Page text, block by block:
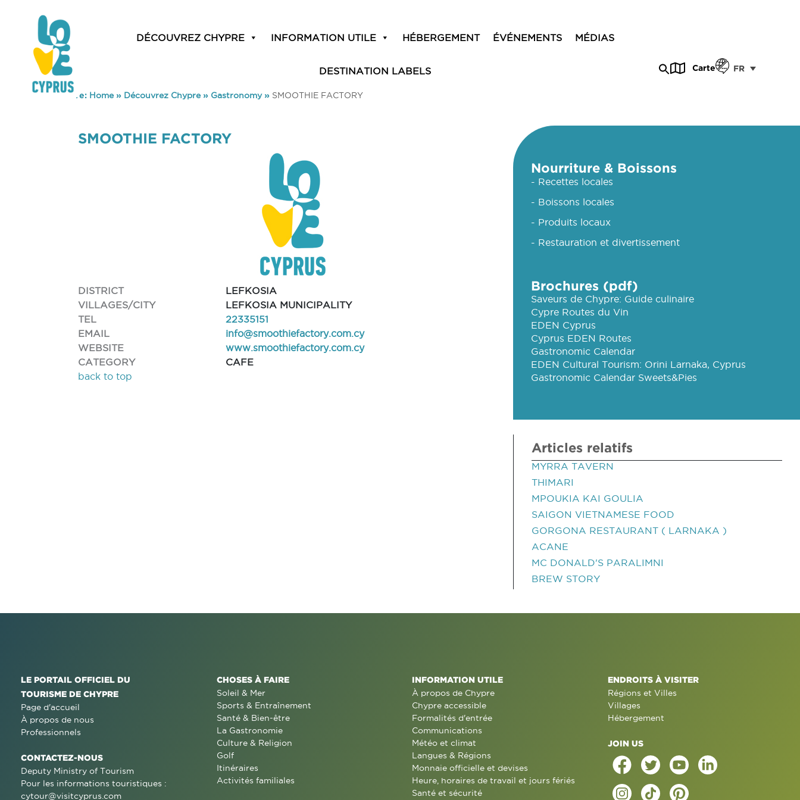
DÉCOUVREZ CHYPRE INFORMATION UTILE HÉBERGEMENT ÉVÉNEMENTS MÉDIAS
DESTINATION LABELS Carte FR
You are here: Home» Découvrez Chypre» Gastronomy» SMOOTHIE FACTORY
SMOOTHIE FACTORY
DISTRICT
LEFKOSIA
VILLAGES/CITY
LEFKOSIA MUNICIPALITY
TEL
22335151
EMAIL
info@smoothiefactory.com.cy
WEBSITE
www.smoothiefactory.com.cy
CATEGORY
CAFE
back to top
Nourriture & Boissons
- Recettes locales
- Boissons locales
- Produits locaux
- Restauration et divertissement
Brochures (pdf)
Saveurs de Chypre: Guide culinaire
Cypre Routes du Vin
EDEN Cyprus
Cyprus EDEN Routes
Gastronomic Calendar
EDEN Cultural Tourism: Orini Larnaka, Cyprus
Gastronomic Calendar Sweets&Pies
Articles relatifs
MYRRA TAVERN
THIMARI
MPOUKIA KAI GOULIA
SAIGON VIETNAMESE FOOD
GORGONA RESTAURANT ( LARNAKA )
ACANE
MC DONALD'S PARALIMNI
BREW STORY
LE PORTAIL OFFICIEL DU
TOURISME DE CHYPRE
Page d'accueil
À propos de nous
Professionnels
CONTACTEZ-NOUS
Deputy Ministry of Tourism
Pour les informations touristiques :
cytour@visitcyprus.com
CHOSES À FAIRE
Soleil & Mer
Sports & Entraînement
Santé & Bien-être
La Gastronomie
Culture & Religion
Golf
Itinéraires
Activités familiales
INFORMATION UTILE
À propos de Chypre
Chypre accessible
Formalités d'entrée
Communications
Météo et climat
Langues & Régions
Monnaie officielle et devises
Heure, horaires de travail et jours fériés
Santé et sécurité
ENDROITS À VISITER
Régions et Villes
Villages
Hébergement
JOIN US